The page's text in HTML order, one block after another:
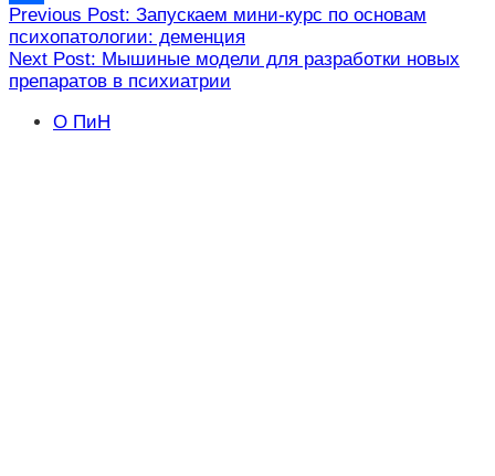
Отправить
Навигация
по
записям
Previous Post: Запускаем мини-курс по основам
психопатологии: деменция
Next Post: Мышиные модели для разработки новых
препаратов в психиатрии
О ПиН